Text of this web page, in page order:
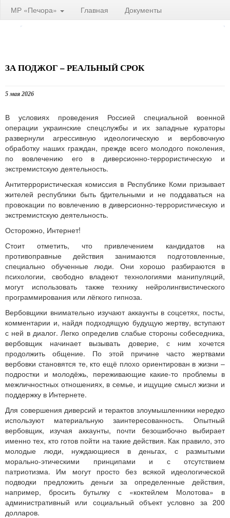
МР «Печора» Главная Документы
ЗА ПОДЖОГ – РЕАЛЬНЫЙ СРОК
5 мая 2026
В условиях проведения Россией специальной военной
операции украинские спецслужбы и их западные кураторы
развернули агрессивную идеологическую и вербовочную
обработку наших граждан, прежде всего молодого поколения,
по вовлечению его в диверсионно-террористическую и
экстремистскую деятельность.
Антитеррористическая комиссия в Республике Коми призывает
жителей республики быть бдительными и не поддаваться на
провокации по вовлечению в диверсионно-террористическую и
экстремистскую деятельность.
Осторожно, Интернет!
Стоит отметить, что привлечением кандидатов на
противоправные действия занимаются подготовленные,
специально обученные люди. Они хорошо разбираются в
психологии, свободно владеют технологиями манипуляций,
могут использовать также технику нейролингвистического
программирования или лёгкого гипноза.
Вербовщики внимательно изучают аккаунты в соцсетях, посты,
комментарии и, найдя подходящую будущую жертву, вступают
с ней в диалог. Легко определив слабые стороны собеседника,
вербовщик начинает вызывать доверие, с ним хочется
продолжить общение. По этой причине часто жертвами
вербовки становятся те, кто ещё плохо ориентирован в жизни –
подростки и молодёжь, переживающие какие-то проблемы в
межличностных отношениях, в семье, и ищущие смысл жизни и
поддержку в Интернете.
Для совершения диверсий и терактов злоумышленники нередко
используют материальную заинтересованность. Опытный
вербовщик, изучая аккаунты, почти безошибочно выбирает
именно тех, кто готов пойти на такие действия. Как правило, это
молодые люди, нуждающиеся в деньгах, с размытыми
морально-этическими принципами и с отсутствием
патриотизма. Им могут просто без всякой идеологической
подводки предложить деньги за определенные действия,
например, бросить бутылку с «коктейлем Молотова» в
административный или социальный объект условно за 200
долларов.